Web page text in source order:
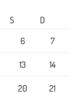
S
D
6 7
13 14
20 21